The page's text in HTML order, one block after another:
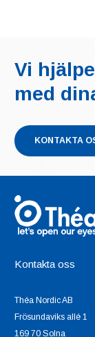
Vi
med
KONTAKTA
Kontakta oss
Théa Nordic AB
Frösundaviks allé 1
169 70 Solna